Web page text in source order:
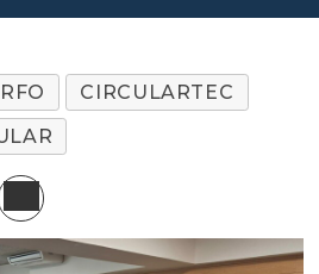
CIRCULARTEC